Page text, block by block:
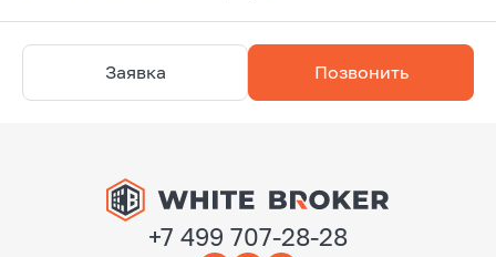
Заявка Позвонить
+7 499 707-28-28